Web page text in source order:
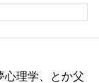
心理学、とか父